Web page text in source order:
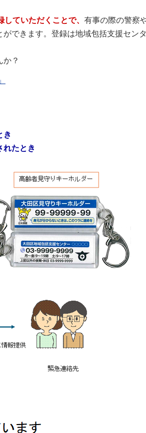
ていただくことで、 有事の際の警察
できます。登録は地域包括支援セン
か？
き
れたとき